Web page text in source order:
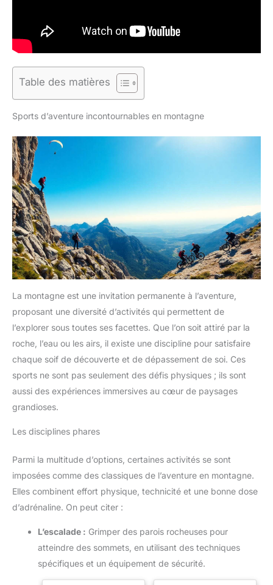
Table des matières
Sports d’aventure incontournables en montagne
La montagne est une invitation permanente à l’aventure,
proposant une diversité d’activités qui permettent de
l’explorer sous toutes ses facettes. Que l’on soit attiré par la
roche, l’eau ou les airs, il existe une discipline pour satisfaire
chaque soif de découverte et de dépassement de soi. Ces
sports ne sont pas seulement des défis physiques ; ils sont
aussi des expériences immersives au cœur de paysages
grandioses.
Les disciplines phares
Parmi la multitude d’options, certaines activités se sont
imposées comme des classiques de l’aventure en montagne.
Elles combinent effort physique, technicité et une bonne dose
d’adrénaline. On peut citer :
L’escalade : Grimper des parois rocheuses pour
atteindre des sommets, en utilisant des techniques
spécifiques et un équipement de sécurité.